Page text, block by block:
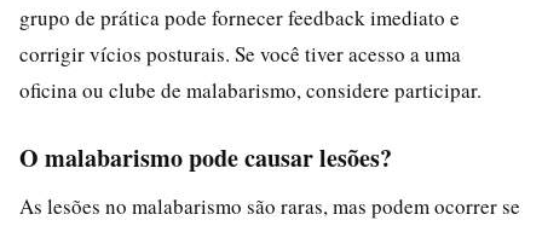
grupo de prática pode fornecer feedback imediato e
corrigir vícios posturais. Se você tiver acesso a uma
oficina ou clube de malabarismo, considere participar.
O malabarismo pode causar lesões?
As lesões no malabarismo são raras, mas podem ocorrer se